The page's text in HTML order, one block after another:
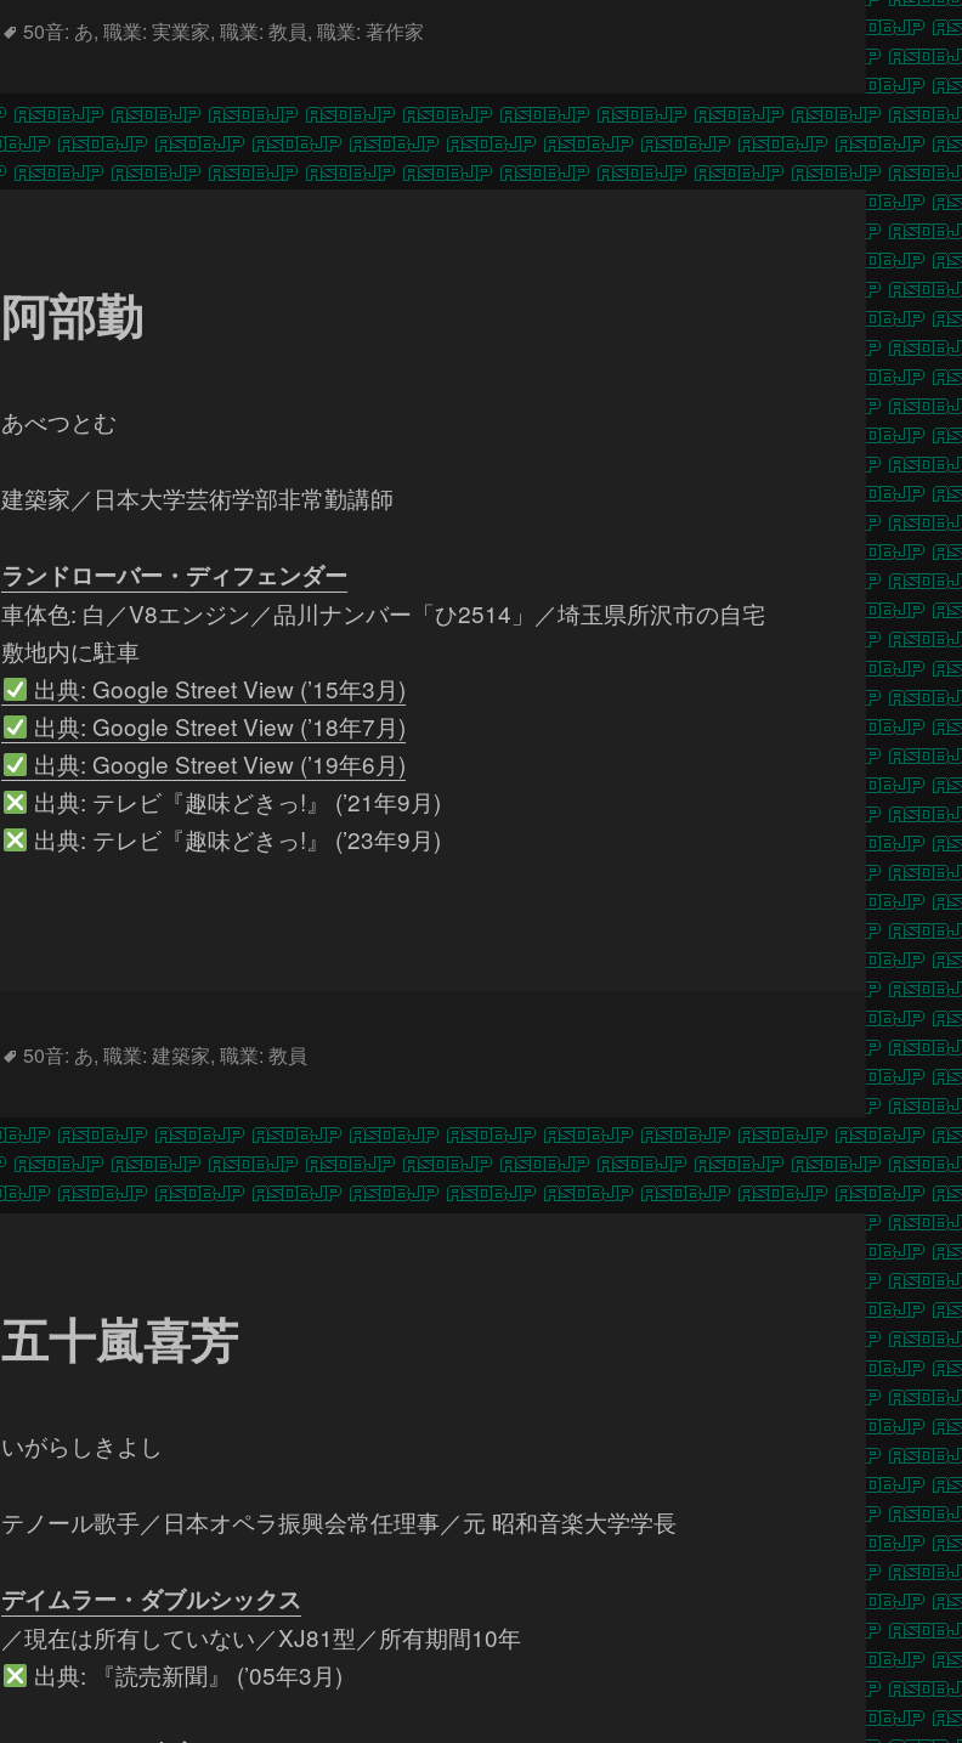
タ
50音: あ,職業: 実業家,職業: 教員,職業: 著作家
阿部勤
あべつとむ
建築家／日本大学芸術学部非常勤講師
ランドローバー・ディフェンダー
車体色: 白／V8エンジン／品川ナンバー「ひ2514」／埼玉県所沢市の自宅
敷地内に駐車
出典: Google Street View (’15年3月)
出典: Google Street View (’18年7月)
出典: Google Street View (’19年6月)
出典: テレビ『趣味どきっ!』 (’21年9月)
出典: テレビ『趣味どきっ!』 (’23年9月)
タ
50音: あ,職業: 建築家,職業: 教員
五十嵐喜芳
いがらしきよし
テノール歌手／日本オペラ振興会常任理事／元 昭和音楽大学学長
デイムラー・ダブルシックス
／現在は所有していない／XJ81型／所有期間10年
出典: 『読売新聞』 (’05年3月)